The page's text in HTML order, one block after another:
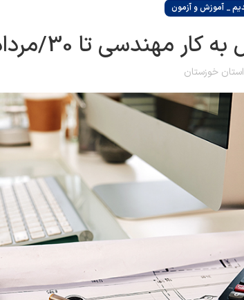
_ آموزش و آزمون
تا 30/مردادماه/99 ضروری نیست
خوزستان